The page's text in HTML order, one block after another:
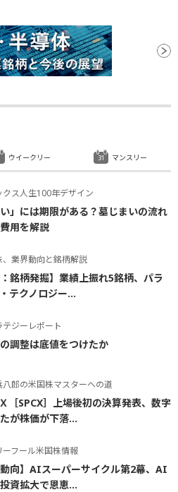
クス人生100年デザイン
い」には期限がある？墓じまいの流れ
用を解説
、業界動向と銘柄解説
：銘柄発掘】業績上振れ5銘柄、パラ
テクノロジー...
テジーレポート
調整は底値をつけたか
八郎の米国株マスターへの道
［SPCX］上場後初の決算発表、数字
が株価が下落...
ーフール米国株情報
動向】AIスーパーサイクル第2幕、AI
資拡大で恩恵...
ウイークリー マンスリー